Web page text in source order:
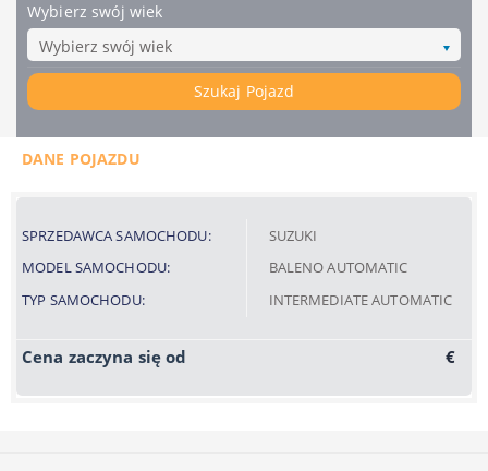
Wybierz swój wiek
Wybierz swój wiek
Szukaj Pojazd
DANE POJAZDU
SPRZEDAWCA SAMOCHODU:
SUZUKI
MODEL SAMOCHODU:
BALENO AUTOMATIC
TYP SAMOCHODU:
INTERMEDIATE AUTOMATIC
Cena zaczyna się od €